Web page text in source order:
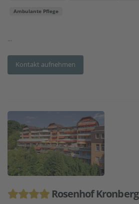
Ambulante Pflege
...
Kontakt aufnehmen
Rosenhof Kronberg